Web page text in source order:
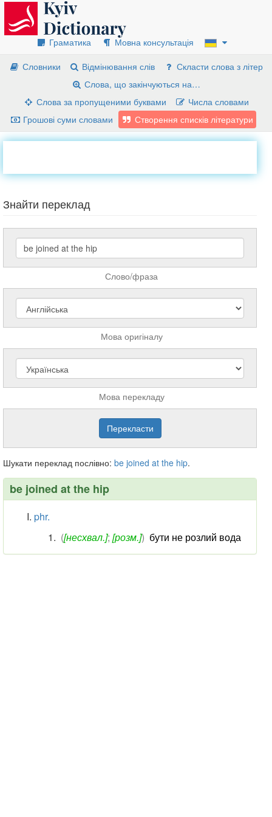
Граматика
Мовна консультація
Словники
Відмінювання слів
Скласти слова з літер
Слова, що закінчуються на…
Слова за пропущеними буквами
Числа словами
Грошові суми словами
Створення списків літератури
Знайти переклад
Слово/фраза
Мова оригіналу
Мова перекладу
Шукати переклад послівно: be joined at the hip.
be joined at the hip
phr.
([несхвал.]; [розм.]) бути не розлий вода